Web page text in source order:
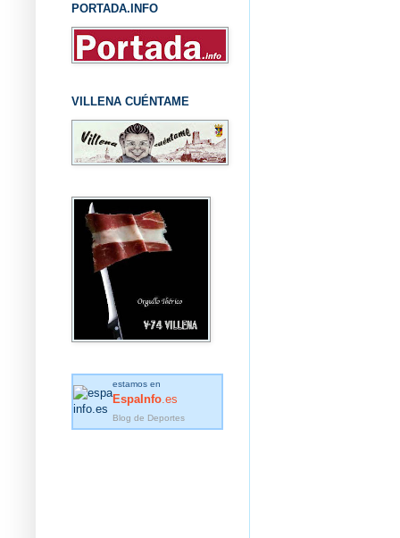
PORTADA.INFO
VILLENA CUÉNTAME
estamos en
EspaInfo .es
Blog de Deportes